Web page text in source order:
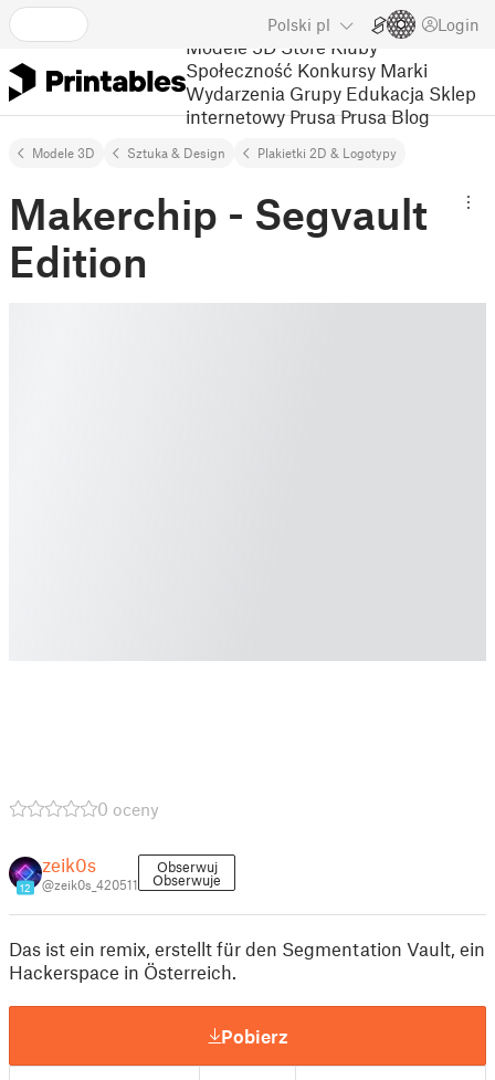
Polski pl Login
Modele 3D Store Kluby
Społeczność Konkursy Marki
Wydarzenia Grupy Edukacja Sklep
internetowy Prusa Prusa Blog
Modele 3D Sztuka & Design Plakietki 2D & Logotypy
Makerchip - Segvault
Edition
0 oceny
12
zeik0s
@zeik0s_420511
Obserwuj
Obserwuje
Das ist ein remix, erstellt für den Segmentation Vault, ein
Hackerspace in Österreich.
Pobierz